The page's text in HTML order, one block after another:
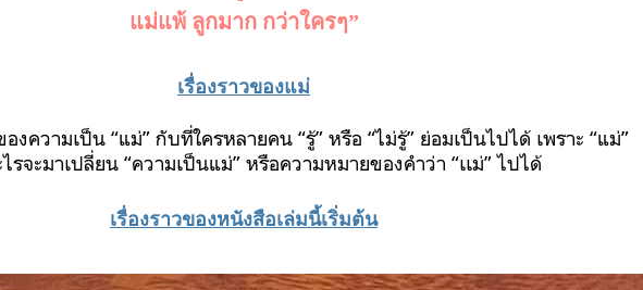
แม่แพ้ ลูกมาก กว่าใครๆ”
เรื่องราวของแม่
องความเป็น “แม่” กับที่ใครหลายคน “รู้” หรือ “ไม่รู้” ย่อมเป็นไปได้ เพราะ “แม่”
รจะมาเปลี่ยน “ความเป็นแม่” หรือความหมายของคำว่า “เเม่”ไปได้
เรื่องราวของหนังสือเล่มนี้เริ่มต้น